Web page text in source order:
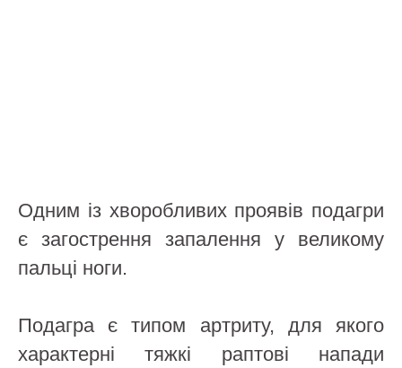
Одним із хворобливих проявів подагри
є загострення запалення у великому
пальці ноги.
Подагра є типом артриту, для якого
характерні тяжкі раптові напади